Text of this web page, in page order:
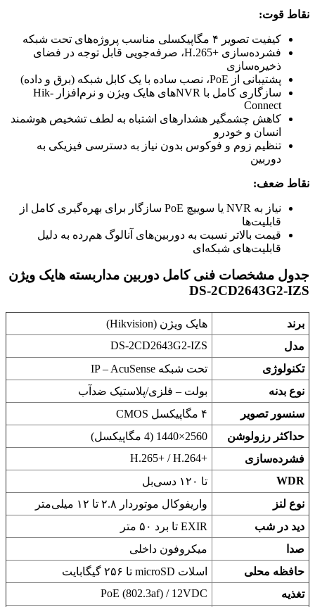
نقاط قوت:
کیفیت تصویر ۴ مگاپیکسلی مناسب پروژه‌های تحت شبکه
فشرده‌سازی H.265+‎، صرفه‌جویی قابل توجه در فضای
ذخیره‌سازی
پشتیبانی از PoE، نصب ساده با یک کابل شبکه (برق و داده)
سازگاری کامل با NVRهای هایک ویژن و نرم‌افزار Hik-
Connect
کاهش چشمگیر هشدارهای اشتباه به لطف تشخیص هوشمند
انسان و خودرو
تنظیم زوم و فوکوس بدون نیاز به دسترسی فیزیکی به
دوربین
نقاط ضعف:
نیاز به NVR یا سوییچ PoE سازگار برای بهره‌گیری کامل از
قابلیت‌ها
قیمت بالاتر نسبت به دوربین‌های آنالوگ هم‌رده به دلیل
قابلیت‌های شبکه‌ای
جدول مشخصات فنی کامل دوربین مداربسته هایک ویژن
DS-2CD2643G2-IZS
برند
هایک ویژن (Hikvision)
مدل
DS-2CD2643G2-IZS
تکنولوژی
تحت شبکه IP – AcuSense
نوع بدنه
بولت – فلزی/پلاستیک ضدآب
سنسور تصویر
۴ مگاپیکسل CMOS
حداکثر رزولوشن
2560×1440 (4 مگاپیکسل)
فشرده‌سازی
H.265+‎ / H.264+‎
WDR
تا ۱۲۰ دسی‌بل
نوع لنز
واریفوکال موتوردار ۲.۸ تا ۱۲ میلی‌متر
دید در شب
EXIR تا برد ۵۰ متر
صدا
میکروفون داخلی
حافظه محلی
اسلات microSD تا ۲۵۶ گیگابایت
تغذیه
PoE (802.3af) / 12VDC